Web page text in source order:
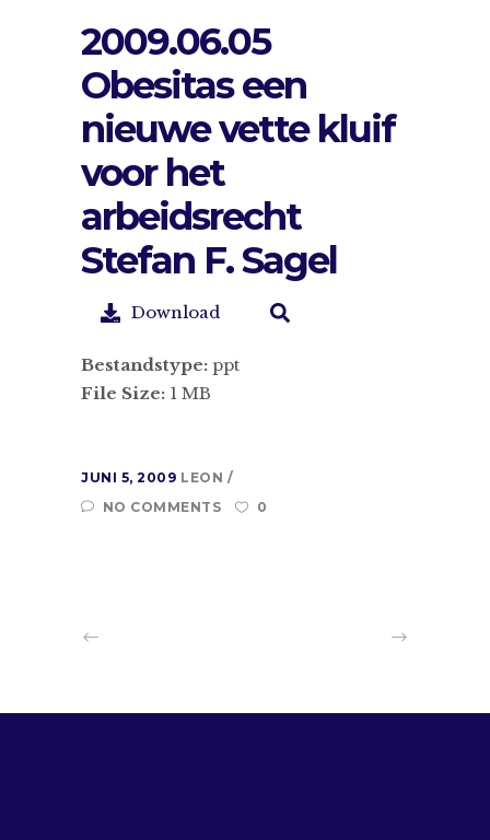
2009.06.05
Obesitas een
nieuwe vette kluif
voor het
arbeidsrecht
Stefan F. Sagel
Download
Bestandstype: ppt
File Size: 1 MB
JUNI 5, 2009 LEON
NO COMMENTS
0